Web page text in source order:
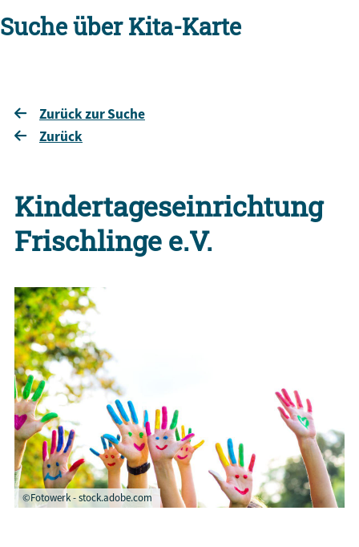
Suche über Kita-Karte
Zurück zur Suche
Zurück
Kindertageseinrichtung
Frischlinge e.V.
©Fotowerk - stock.adobe.com